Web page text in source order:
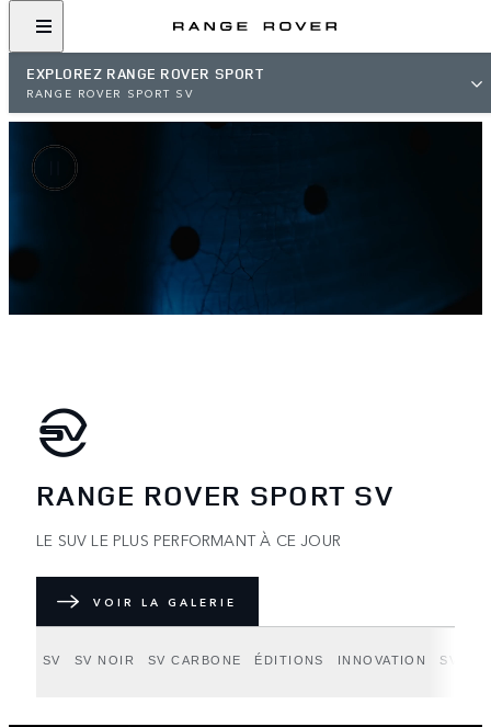
EXPLOREZ RANGE ROVER SPORT
RANGE ROVER SPORT SV
RANGE ROVER SPORT SV
LE SUV LE PLUS PERFORMANT À CE JOUR
VOIR LA GALERIE
SV SV NOIR SV CARBONE ÉDITIONS INNOVATION SV